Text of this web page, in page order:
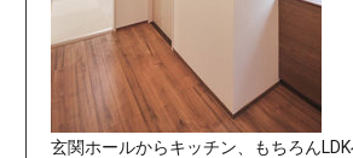
玄関ホールからキッチン、もちろんLDK